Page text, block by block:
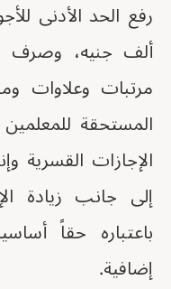
ألف جنيه، وصرف
مرتبات وعلاوات
المستحقة
الإجازات القسرية
إلى جانب زيادة
باعتباره حقاً
إضافية.